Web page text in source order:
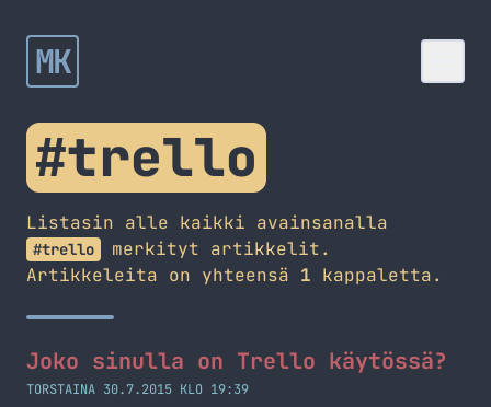
MK
#trello
Listasin alle kaikki avainsanalla
#trello
merkityt artikkelit.
Artikkeleita on yhteensä 1 kappaletta.
Joko sinulla on Trello käytössä?
TORSTAINA 30.7.2015 KLO 19:39